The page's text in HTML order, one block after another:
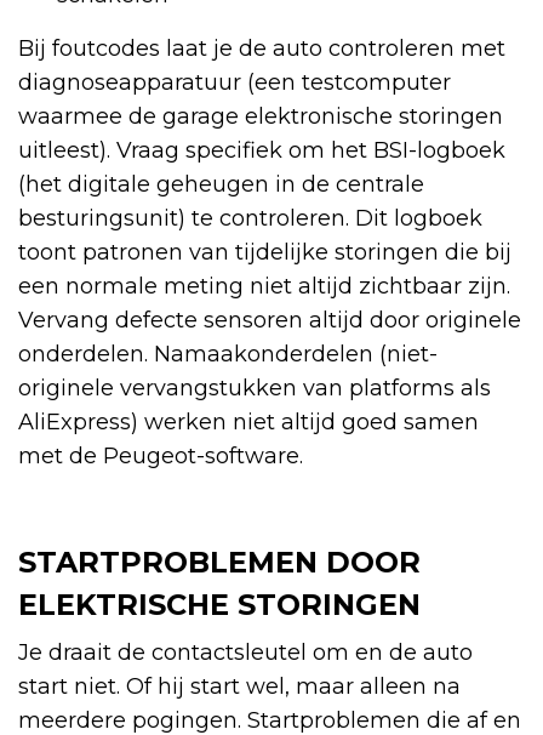
Bij foutcodes laat je de auto controleren met
diagnoseapparatuur (een testcomputer
waarmee de garage elektronische storingen
uitleest). Vraag specifiek om het BSI-logboek
(het digitale geheugen in de centrale
besturingsunit) te controleren. Dit logboek
toont patronen van tijdelijke storingen die bij
een normale meting niet altijd zichtbaar zijn.
Vervang defecte sensoren altijd door originele
onderdelen. Namaakonderdelen (niet-
originele vervangstukken van platforms als
AliExpress) werken niet altijd goed samen
met de Peugeot-software.
STARTPROBLEMEN DOOR
ELEKTRISCHE STORINGEN
Je draait de contactsleutel om en de auto
start niet. Of hij start wel, maar alleen na
meerdere pogingen. Startproblemen die af en